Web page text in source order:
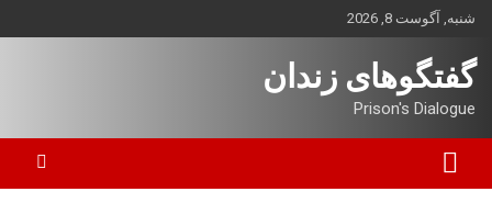
بروید
شنبه, آگوست 8, 2026
گفتگوهای زندان
Prison's Dialogue